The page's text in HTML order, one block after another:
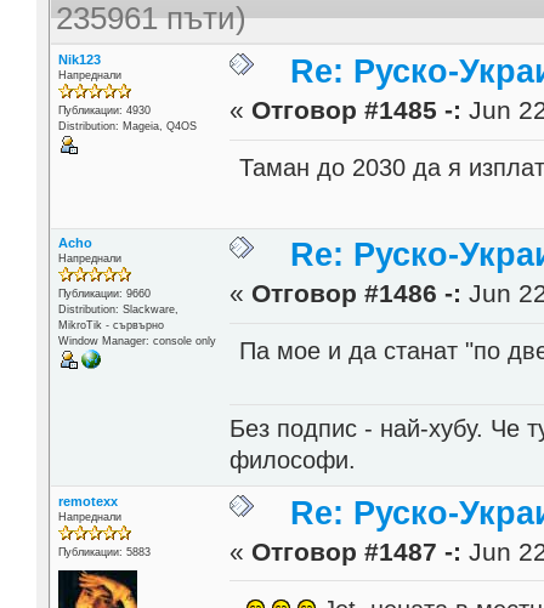
235961 пъти)
Nik123
Напреднали
Публикации: 4930
Distribution: Mageia, Q4OS
Re: Руско-
« Отговор #1485 -: Jun
Таман до 2030 да я
Acho
Напреднали
Публикации: 9660
Distribution: Slackware,
MikroTik - сървърно
Window Manager: console only
Re: Руско-
« Отговор #1486 -: Jun
Па мое и да станат "по
Без подпис - най-хубу. Че
философи.
remotexx
Напреднали
Публикации: 5883
Re: Руско-
« Отговор #1487 -: Jun